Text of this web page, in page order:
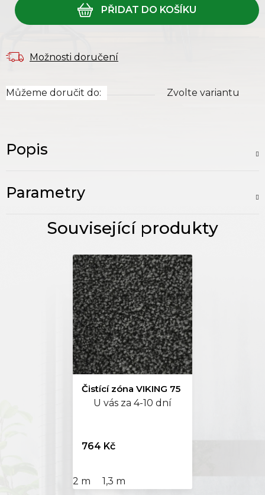
Můžeme doručit do: Zvolte variantu
Možnosti doručení
Popis
Parametry
Čistící zóna VIKING 75
U vás za 4-10 dní
764 Kč
2 m 1,3 m